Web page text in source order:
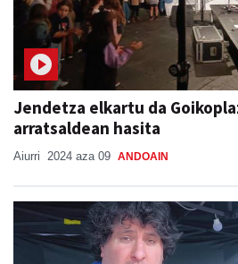
Jendetza elkartu da
arratsaldean hasita
Aiurri 2024 aza 09 ANDOAIN